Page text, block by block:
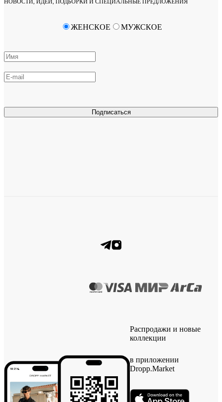
НОВОСТИ, ИДЕИ, ПОДБОРКИ И СПЕЦИАЛЬНЫЕ ПРЕДЛОЖЕНИЯ
Подписаться
ЖЕНСКОЕ МУЖСКОЕ
Распродажи и новые
коллекции
в приложении
Dropp.Market